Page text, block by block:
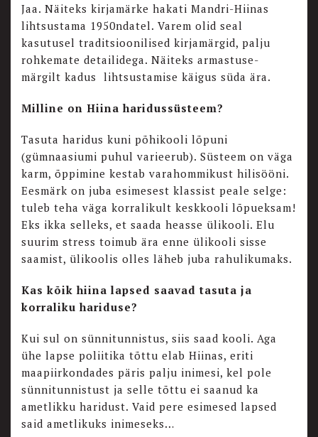
Jaa. Näiteks kirjamärke hakati Mandri-Hiinas
lihtsustama 1950ndatel. Varem olid seal
kasutusel traditsioonilised kirjamärgid, palju
rohkemate detailidega. Näiteks armastuse-
märgilt kadus lihtsustamise käigus süda ära.
Milline on Hiina haridussüsteem?
Tasuta haridus kuni põhikooli lõpuni
(gümnaasiumi puhul varieerub). Süsteem on väga
karm, õppimine kestab varahommikust hilisööni.
Eesmärk on juba esimesest klassist peale selge:
tuleb teha väga korralikult keskkooli lõpueksam!
Eks ikka selleks, et saada heasse ülikooli. Elu
suurim stress toimub ära enne ülikooli sisse
saamist, ülikoolis olles läheb juba rahulikumaks.
Kas kõik hiina lapsed saavad tasuta ja
korraliku hariduse?
Kui sul on sünnitunnistus, siis saad kooli. Aga
ühe lapse poliitika tõttu elab Hiinas, eriti
maapiirkondades päris palju inimesi, kel pole
sünnitunnistust ja selle tõttu ei saanud ka
ametlikku haridust. Vaid pere esimesed lapsed
said ametlikuks inimeseks…